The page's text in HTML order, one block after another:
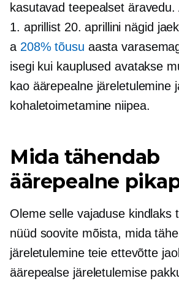
kasutavad teepealset
1. aprillist 20. aprillini nägid
a 208% tõusu aasta
isegi kui kauplused avatakse
kao äärepealne järeletulemine
kohaletoimetamine niipea.
Mida tähendab
äärepealne
Oleme selle vajaduse kindlaks
nüüd soovite mõista, mida
järeletulemine teie ettevõtte
äärepealse järeletulemise